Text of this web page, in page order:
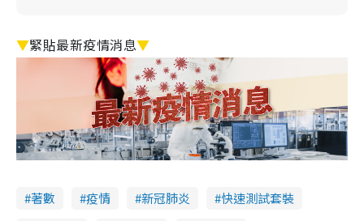
▼緊貼最新疫情消息▼
著數 疫情 新冠肺炎
快速測試套裝